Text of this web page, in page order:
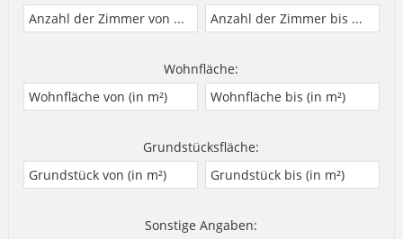
Wohnfläche:
Grundstücksfläche:
Sonstige Angaben: